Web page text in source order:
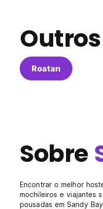
Roatan
Sobre
Encontrar o melhor
mochileiros e viajantes
pousadas em Sandy